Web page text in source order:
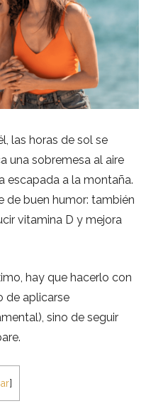
las horas de sol se
una sobremesa al aire
escapada a la montaña.
de buen humor: también
vitamina D y mejora
hay que hacerlo con
de aplicarse
sino de seguir
]